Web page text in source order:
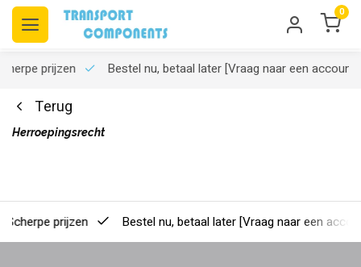
0
prijzen Bestel nu, betaal later[Vraag naar een account]
Terug
Herroepingsrecht
prijzen Bestel nu, betaal later[Vraag naar een account]